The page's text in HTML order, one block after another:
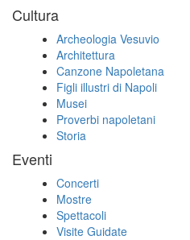
Cultura
Archeologia Vesuvio
Architettura
Canzone Napoletana
Figli illustri di Napoli
Musei
Proverbi napoletani
Storia
Eventi
Concerti
Mostre
Spettacoli
Visite Guidate